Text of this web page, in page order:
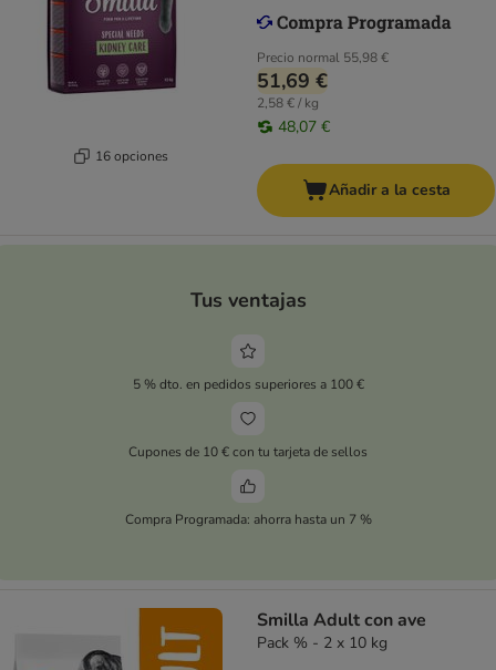
16 opciones
Precio normal 55,98 €
51,69 €
2,58 € / kg
48,07 €
Añadir a la cesta
Tus ventajas
5 % dto. en pedidos superiores a 100 €
Cupones de 10 € con tu tarjeta de sellos
Compra Programada: ahorra hasta un 7 %
Smilla Adult con ave
Pack % - 2 x 10 kg